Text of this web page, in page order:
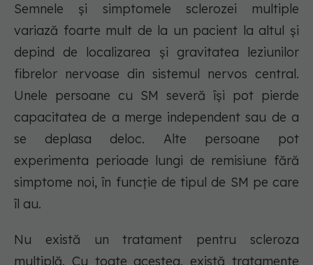
Semnele și simptomele sclerozei multiple
variază foarte mult de la un pacient la altul și
depind de localizarea și gravitatea leziunilor
fibrelor nervoase din sistemul nervos central.
Unele persoane cu SM severă își pot pierde
capacitatea de a merge independent sau de a
se deplasa deloc. Alte persoane pot
experimenta perioade lungi de remisiune fără
simptome noi, în funcție de tipul de SM pe care
îl au.
Nu există un tratament pentru scleroza
multiplă. Cu toate acestea, există tratamente